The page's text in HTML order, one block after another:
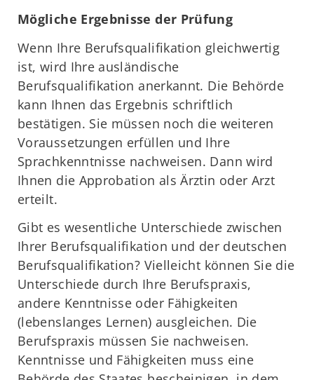
Mögliche Ergebnisse der Prüfung
Wenn Ihre Berufsqualifikation gleichwertig
ist, wird Ihre ausländische
Berufsqualifikation anerkannt. Die Behörde
kann Ihnen das Ergebnis schriftlich
bestätigen. Sie müssen noch die weiteren
Voraussetzungen erfüllen und Ihre
Sprachkenntnisse nachweisen. Dann wird
Ihnen die Approbation als Ärztin oder Arzt
erteilt.
Gibt es wesentliche Unterschiede zwischen
Ihrer Berufsqualifikation und der deutschen
Berufsqualifikation? Vielleicht können Sie die
Unterschiede durch Ihre Berufspraxis,
andere Kenntnisse oder Fähigkeiten
(lebenslanges Lernen) ausgleichen. Die
Berufspraxis müssen Sie nachweisen.
Kenntnisse und Fähigkeiten muss eine